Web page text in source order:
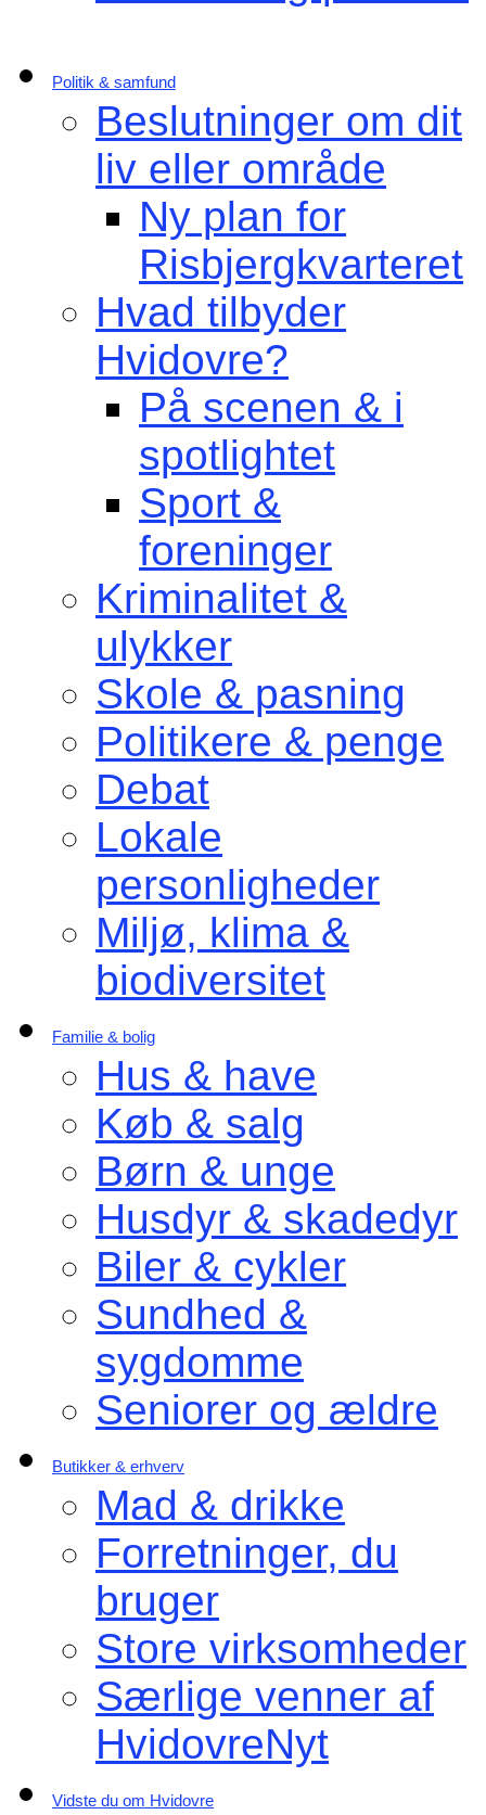
Politik & samfund
Beslutninger om dit
liv eller område
Ny plan for
Risbjergkvarteret
Hvad tilbyder
Hvidovre?
På scenen & i
spotlightet
Sport &
foreninger
Kriminalitet &
ulykker
Skole & pasning
Politikere & penge
Debat
Lokale
personligheder
Miljø, klima &
biodiversitet
Familie & bolig
Hus & have
Køb & salg
Børn & unge
Husdyr & skadedyr
Biler & cykler
Sundhed &
sygdomme
Seniorer og ældre
Butikker & erhverv
Mad & drikke
Forretninger, du
bruger
Store virksomheder
Særlige venner af
HvidovreNyt
Vidste du om Hvidovre